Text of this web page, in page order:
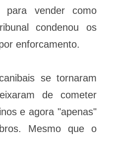
para vender como
condenou os
enforcamento.
se tornaram
de cometer
e agora "apenas"
Mesmo que o